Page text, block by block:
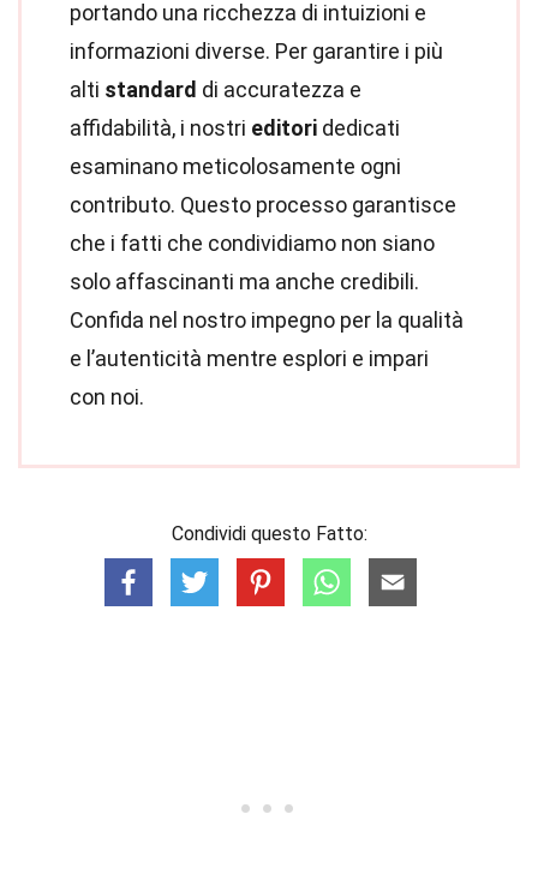
portando una ricchezza di intuizioni e
informazioni diverse. Per garantire i più
alti standard di accuratezza e
affidabilità, i nostri editori dedicati
esaminano meticolosamente ogni
contributo. Questo processo garantisce
che i fatti che condividiamo non siano
solo affascinanti ma anche credibili.
Confida nel nostro impegno per la qualità
e l’autenticità mentre esplori e impari
con noi.
Condividi questo Fatto: